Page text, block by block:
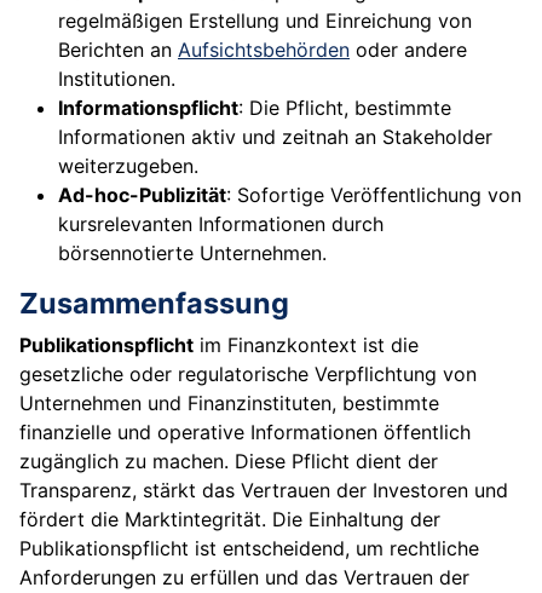
regelmäßigen Erstellung und Einreichung von
Berichten an Aufsichtsbehörden oder andere
Institutionen.
Informationspflicht: Die Pflicht, bestimmte
Informationen aktiv und zeitnah an Stakeholder
weiterzugeben.
Ad-hoc-Publizität: Sofortige Veröffentlichung von
kursrelevanten Informationen durch
börsennotierte Unternehmen.
Zusammenfassung
Publikationspflicht im Finanzkontext ist die
gesetzliche oder regulatorische Verpflichtung von
Unternehmen und Finanzinstituten, bestimmte
finanzielle und operative Informationen öffentlich
zugänglich zu machen. Diese Pflicht dient der
Transparenz, stärkt das Vertrauen der Investoren und
fördert die Marktintegrität. Die Einhaltung der
Publikationspflicht ist entscheidend, um rechtliche
Anforderungen zu erfüllen und das Vertrauen der